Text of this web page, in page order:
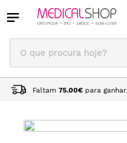
O que procura hoje?
Faltam 75.00€ para ganhar